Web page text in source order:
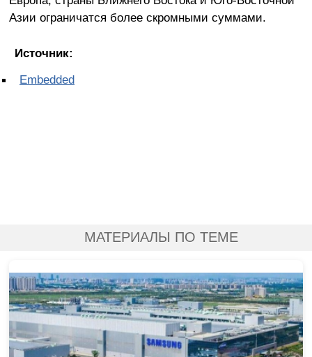
Азии ограничатся более скромными суммами.
Источник:
Embedded
МАТЕРИАЛЫ ПО ТЕМЕ